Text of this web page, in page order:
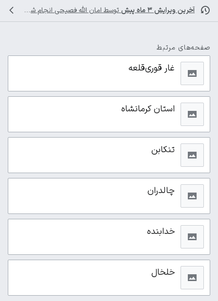
آخرین ویرایش ۳ ماه پیش توسط امان الله فصیحی انجام شده است
صفحه‌های مرتبط
غار قوری‌قلعه
استان کرمانشاه
تنکابن
چالدران
خدابنده
خلخال